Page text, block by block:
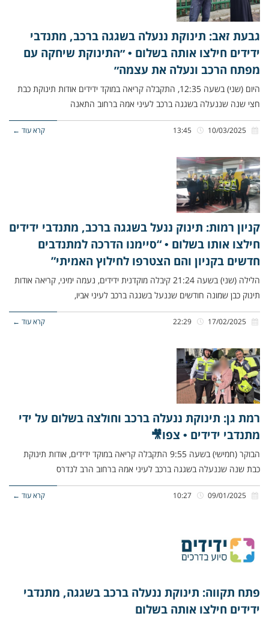
גבעת זאב: תינוקת ננעלה בשגגה ברכב, מתנדבי
ידידים חילצו אותה בשלום • ״התינוקת שיחקה עם
מפתח הרכב ונעלה את עצמה״
היום (שני) בשעה 12:35, התקבלה קריאה במוקד ידידים אודות תינוקת כבת
חצי שנה שננעלה בשגגה ברכב לעיני אמהּ ברחוב התאנה
קרא עוד ←
קניון רמות: תינוק ננעל בשגגה ברכב, מתנדבי ידידים
חילצו אותו בשלום • “סיימנו הדרכה למתנדבים
חדשים בקניון והם הצטרפו לחילוץ האמיתי”
הלילה (שני) בשעה 21:24 קיבלה מוקדנית ידידים, נעמה ימיני, קריאה אודות
תינוק כבן שמונה חודשים שננעל בשגגה ברכב לעיני אביו,
קרא עוד ←
רמת גן: תינוקת ננעלה ברכב וחולצה בשלום על ידי
מתנדבי ידידים • צפו🎥
הבוקר (חמישי) בשעה 9:55 התקבלה קריאה במוקד ידידים, אודות תינוקת
כבת שנה שננעלה בשגגה ברכב לעיני אמהּ ברחוב הרב לנדרס
קרא עוד ←
פתח תקווה: תינוקת ננעלה ברכב בשגגה, מתנדבי
ידידים חילצו אותה בשלום